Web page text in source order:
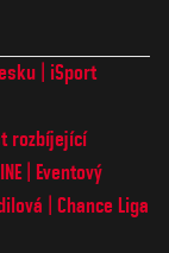
iSport
rozbíjející
Eventový
Chance Liga